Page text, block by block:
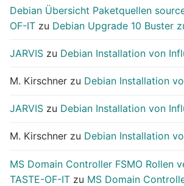
Debian Übersicht Paketquellen
OF-IT zu Debian Upgrade 10 Buster
JARVIS zu Debian Installation von
M. Kirschner zu Debian Installation
JARVIS zu Debian Installation von
M. Kirschner zu Debian Installation
MS Domain Controller FSMO Rollen
TASTE-OF-IT zu MS Domain